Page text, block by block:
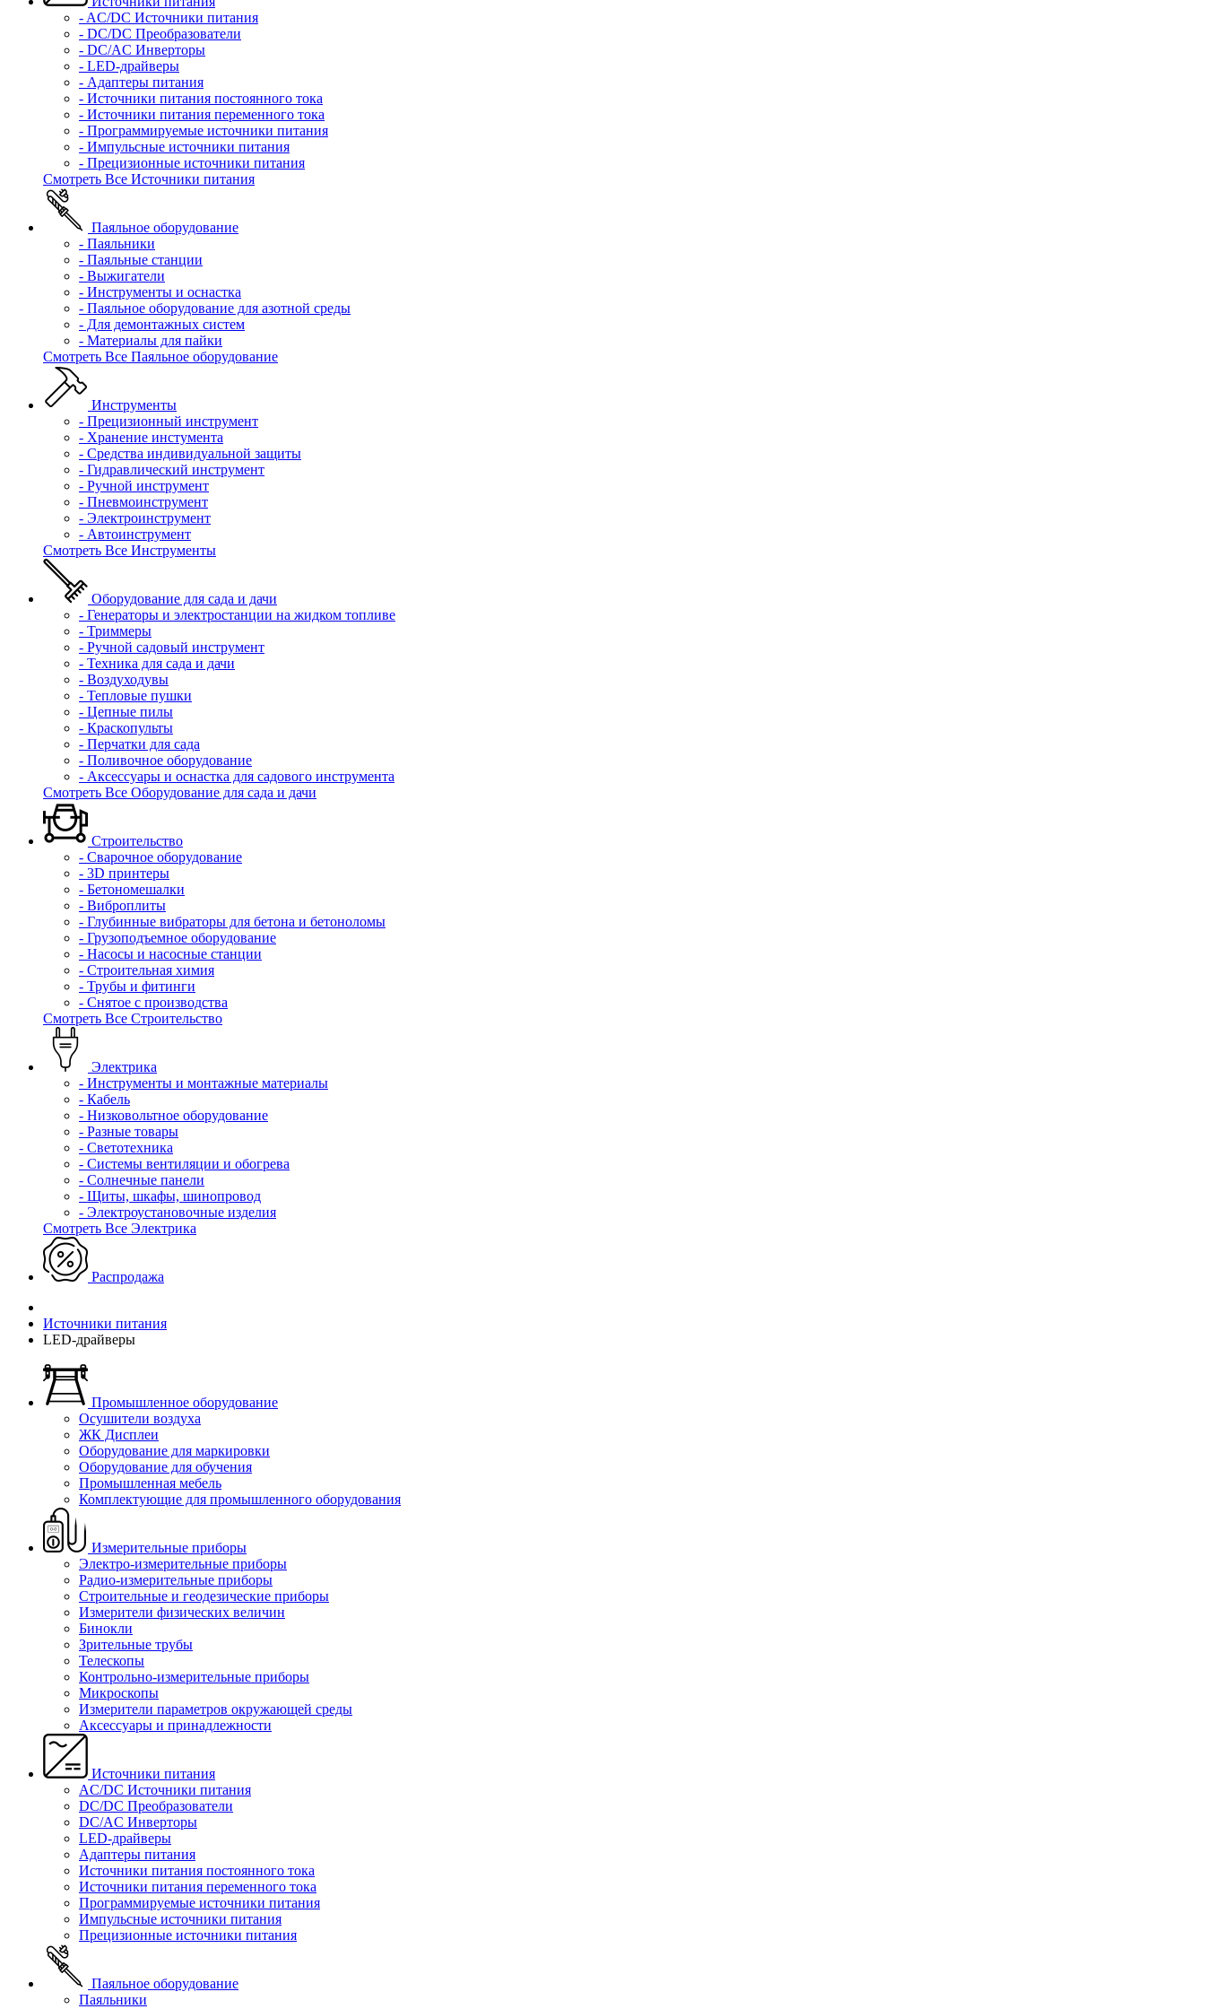
- AC/DC Источники питания
- DC/DC Преобразователи
- DC/AC Инверторы
- LED-драйверы
- Адаптеры питания
- Источники питания постоянного тока
- Источники питания переменного тока
- Программируемые источники питания
- Импульсные источники питания
- Прецизионные источники питания
Смотреть Все Источники питания
Паяльное оборудование
- Паяльники
- Паяльные станции
- Выжигатели
- Инструменты и оснастка
- Паяльное оборудование для азотной среды
- Для демонтажных систем
- Материалы для пайки
Смотреть Все Паяльное оборудование
Инструменты
- Прецизионный инструмент
- Хранение инстумента
- Средства индивидуальной защиты
- Гидравлический инструмент
- Ручной инструмент
- Пневмоинструмент
- Электроинструмент
- Автоинструмент
Смотреть Все Инструменты
Оборудование для сада и дачи
- Генераторы и электростанции на жидком топливе
- Триммеры
- Ручной садовый инструмент
- Техника для сада и дачи
- Воздуходувы
- Тепловые пушки
- Цепные пилы
- Краскопульты
- Перчатки для сада
- Поливочное оборудование
- Аксессуары и оснастка для садового инструмента
Смотреть Все Оборудование для сада и дачи
Строительство
- Сварочное оборудование
- 3D принтеры
- Бетономешалки
- Виброплиты
- Глубинные вибраторы для бетона и бетоноломы
- Грузоподъемное оборудование
- Насосы и насосные станции
- Строительная химия
- Трубы и фитинги
- Снятое с производства
Смотреть Все Строительство
Электрика
- Инструменты и монтажные материалы
- Кабель
- Низковольтное оборудование
- Разные товары
- Светотехника
- Системы вентиляции и обогрева
- Солнечные панели
- Щиты, шкафы, шинопровод
- Электроустановочные изделия
Смотреть Все Электрика
Распродажа
Источники питания
LED-драйверы
Промышленное оборудование
Осушители воздуха
ЖК Дисплеи
Оборудование для маркировки
Оборудование для обучения
Промышленная мебель
Комплектующие для промышленного оборудования
Измерительные приборы
Электро-измерительные приборы
Радио-измерительные приборы
Строительные и геодезические приборы
Измерители физических величин
Бинокли
Зрительные трубы
Телескопы
Контрольно-измерительные приборы
Микроскопы
Измерители параметров окружающей среды
Аксессуары и принадлежности
Источники питания
AC/DC Источники питания
DC/DC Преобразователи
DC/AC Инверторы
LED-драйверы
Адаптеры питания
Источники питания постоянного тока
Источники питания переменного тока
Программируемые источники питания
Импульсные источники питания
Прецизионные источники питания
Паяльное оборудование
Паяльники